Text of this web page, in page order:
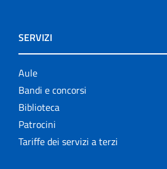
SERVIZI
Aule
Bandi e concorsi
Biblioteca
Patrocini
Tariffe dei servizi a terzi